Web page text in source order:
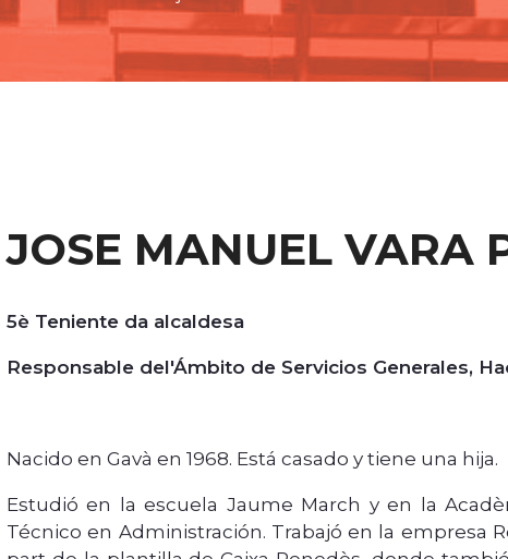
JOSE MANUEL VARA
5è Teniente da alcaldesa
Responsable del'Ámbito de Servicios Generales,
Nacido en Gavà en 1968. Está casado y tiene una hija.
Estudió en la escuela Jaume March y en la
Técnico en Administración. Trabajó en la empresa